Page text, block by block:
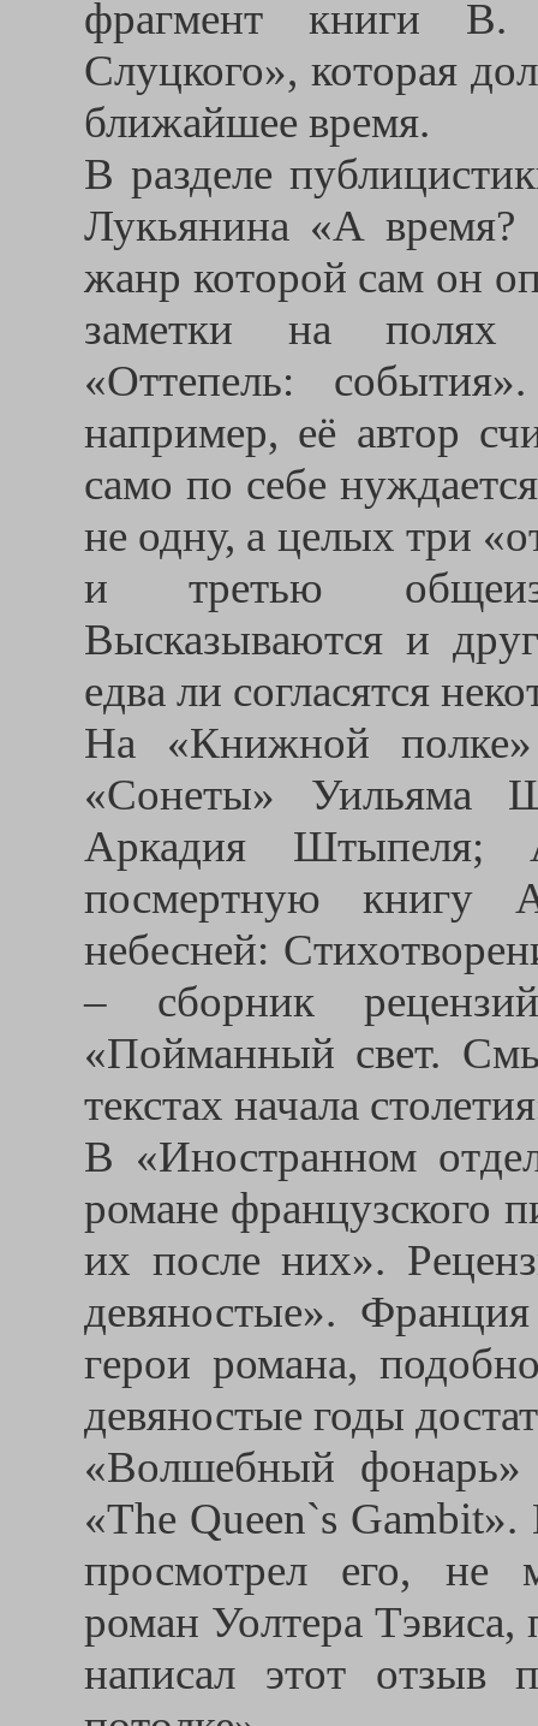
фрагмент книги
Слуцкого», которая
ближайшее время.
В разделе
Лукьянина «А
жанр которой сам он
заметки на полях
«Оттепель:
например, её автор
само по себе
не одну, а целых три
и третью
Высказываются и
едва ли согласятся
На «Книжной полке»
«Сонеты» Уильяма
Аркадия Штыпеля;
посмертную книгу
небесней:
– сборник
«Пойманный свет.
текстах начала
В «Иностранном
романе французского
их после них».
девяностые».
герои романа,
девяностые годы
«Волшебный фонарь»
«The Queen`s
просмотрел его, не
роман Уолтера Тэвиса,
написал этот отзыв